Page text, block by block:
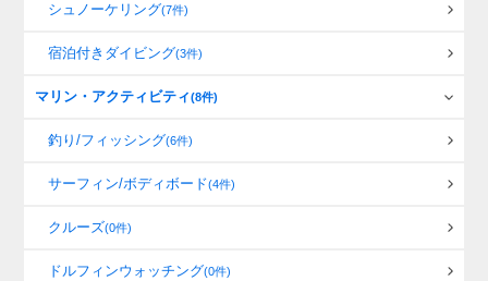
シュノーケリング(7件)
宿泊付きダイビング(3件)
マリン・アクティビティ(8件)
釣り/フィッシング(6件)
サーフィン/ボディボード(4件)
クルーズ(0件)
ドルフィンウォッチング(0件)